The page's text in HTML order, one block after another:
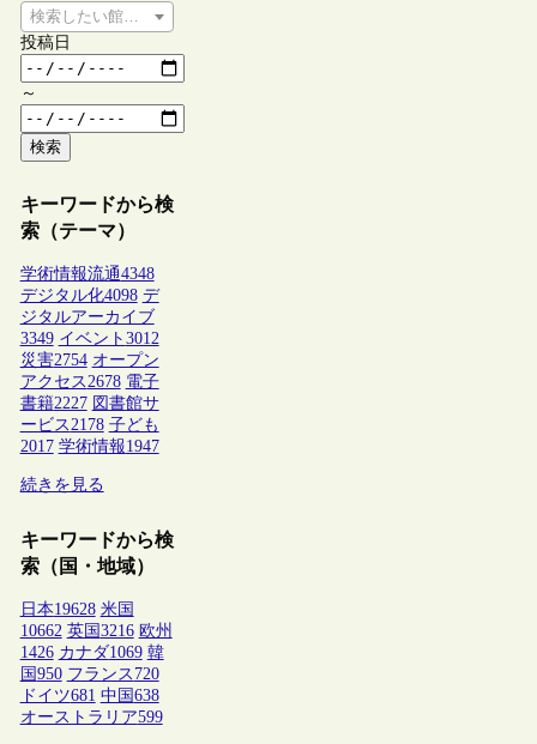
検索したい館種を選択してください
投稿日
～
検索
キーワードから検
索（テーマ）
学術情報流通4348
デジタル化4098 デ
ジタルアーカイブ
3349 イベント 3012
災害2754 オープン
アクセス2678 電子
書籍2227 図書館サ
ービス2178 子ども
2017 学術情報1947
続きを見る
キーワードから検
索（国・地域）
日本19628 米国
10662 英国 3216 欧州
1426 カナダ1069 韓
国 950 フランス 720
ドイツ681 中国 638
オーストラリア599